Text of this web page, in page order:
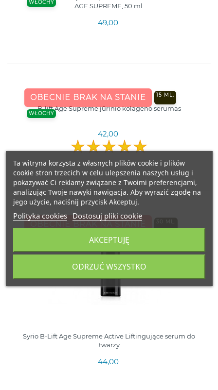
WŁOCHY
AGE SUPREME, 50 ml.
49,00
OBECNIE BRAK NA STANIE 15 ML.
WŁOCHY
B-lift Age Supreme jūrinio kolageno serumas
42,00
OBECNIE BRAK NA STANIE
Syrio B-Lift Age Supreme Active Liftingujące serum do
twarzy
44,00
Ta witryna korzysta z własnych plików cookie i plików
cookie stron trzecich w celu ulepszenia naszych usług i
pokazywać Ci reklamy związane z Twoimi preferencjami,
analizując Twoje nawyki nawigacja. Aby wyrazić zgodę na
jego użycie, naciśnij przycisk Akceptuj.
Polityka cookies Dostosuj pliki cookie
ODRZUĆ WSZYSTKO
AKCEPTUJĘ